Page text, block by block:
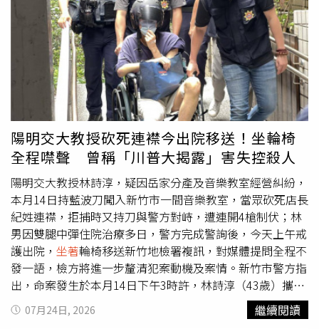
聲。主持人也向三人喊話「辛苦了，一定要平安」。就在準
備下台之際，楊植斗突然回頭與鄭麗文相擁，兩人低聲交談
幾句後才在眾人陪同下離場，楊植斗、賴苡任及張家馨隨後
分別由救護人員送醫檢查，為這場絕食行動正式劃下句點。
陽明交大教授砍死連襟今出院移送！坐輪椅
全程噤聲 曾稱「川普大揭露」害失控殺人
陽明交大教授林詩淳，疑因岳家分產及音樂教室經營糾紛，
本月14日持藍波刀闖入新竹市一間音樂教室，當眾砍死店長
紀姓連襟，拒捕時又持刀與警方對峙，遭連開4槍制伏；林
男因雙腿中彈住院治療多日，警方完成警詢後，今天上午戒
護出院， 坐著輪椅移送新竹地檢署複訊，對媒體提問全程不
發一語，檢方將進一步釐清犯案動機及案情。新竹市警方指
出，命案發生於本月14日下午3時許，林詩淳（43歲）攜帶
預藏的藍波刀前往新竹市三民路一間音樂教室，與紀姓連襟
短暫交談後，竟在現場仍有家長、學生及員工的情況下突然
07月24日, 2026 繼續閱讀